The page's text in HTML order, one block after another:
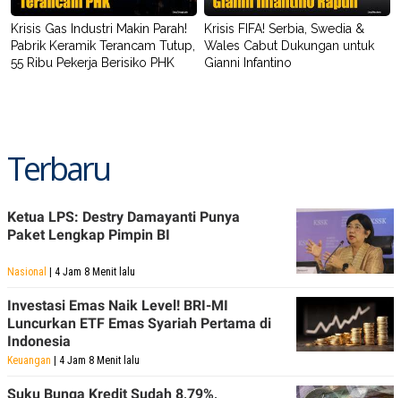
Krisis Gas Industri Makin Parah!
Pabrik Keramik Terancam Tutup,
55 Ribu Pekerja Berisiko PHK
Krisis FIFA! Serbia, Swedia &
Wales Cabut Dukungan untuk
Gianni Infantino
Terbaru
Ketua LPS: Destry Damayanti Punya
Paket Lengkap Pimpin BI
Nasional | 4 Jam 8 Menit lalu
Investasi Emas Naik Level! BRI-MI
Luncurkan ETF Emas Syariah Pertama di
Indonesia
Keuangan | 4 Jam 8 Menit lalu
Suku Bunga Kredit Sudah 8,79%,